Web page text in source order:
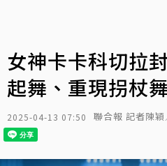
女神卡卡科切拉
起舞、重現拐杖
2025-04-13 07:50 聯合報 記者陳